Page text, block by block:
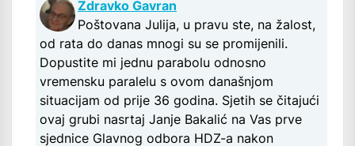
Zdravko Gavran
Poštovana Julija, u pravu ste, na žalost,
od rata do danas mnogi su se promijenili.
Dopustite mi jednu parabolu odnosno
vremensku paralelu s ovom današnjom
situacijam od prije 36 godina. Sjetih se čitajući
ovaj grubi nasrtaj Janje Bakalić na Vas prve
sjednice Glavnog odbora HDZ-a nakon